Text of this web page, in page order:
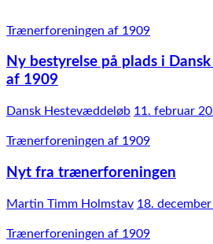
Trænerforeningen af 1909
Ny bestyrelse på plads i
af 1909
Dansk Hestevæddeløb 11. februar
Trænerforeningen af 1909
Nyt fra trænerforeningen
Martin Timm Holmstav 18.
Trænerforeningen af 1909